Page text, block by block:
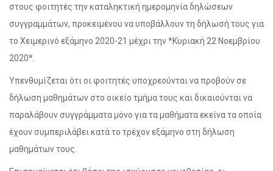
στους φοιτητές την καταληκτική ημερομηνία δηλώσεων
συγγραμμάτων, προκειμένου να υποβάλλουν τη δήλωσή τους για
το Χειμερινό εξάμηνο 2020-21 μέχρι την *Κυριακή 22 Νοεμβρίου
2020*.
Υπενθυμίζεται ότι οι φοιτητές υποχρεούνται να προβούν σε
δήλωση μαθημάτων στο οικείο τμήμα τους και δικαιούνται να
παραλάβουν συγγράμματα μόνο για τα μαθήματα εκείνα τα οποία
έχουν συμπεριλάβει κατά το τρέχον εξάμηνο στη δήλωση
μαθημάτων τους.